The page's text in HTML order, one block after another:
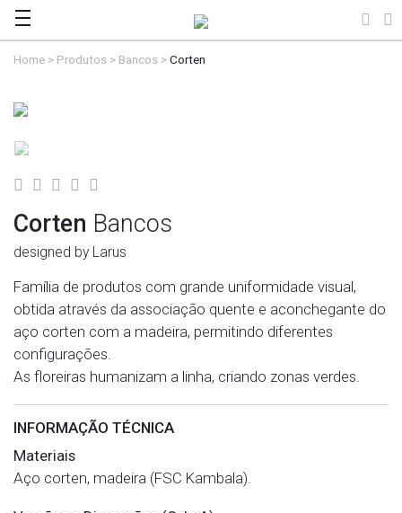
Home > Produtos > Bancos >Corten
Corten Bancos
designed by Larus
Família de produtos com grande uniformidade visual,
obtida através da associação quente e aconchegante do
aço corten com a madeira, permitindo diferentes
configurações.
As floreiras humanizam a linha, criando zonas verdes.
INFORMAÇÃO TÉCNICA
Materiais
Aço corten, madeira (FSC Kambala).